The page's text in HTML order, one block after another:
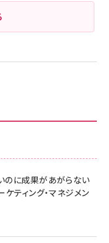
のに成果があがらない
ティング・マネジメン